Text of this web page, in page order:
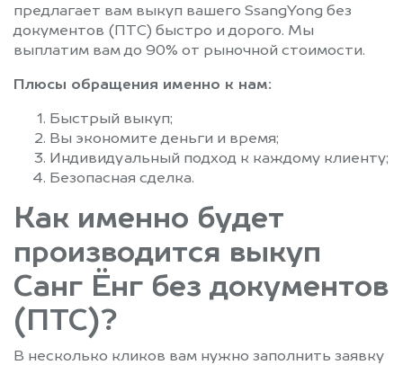
предлагает вам выкуп вашего SsangYong без
документов (ПТС) быстро и дорого. Мы
выплатим вам до 90% от рыночной стоимости.
Плюсы обращения именно к нам:
Быстрый выкуп;
Вы экономите деньги и время;
Индивидуальный подход к каждому клиенту;
Безопасная сделка.
Как именно будет
производится выкуп
Санг Ёнг без документов
(ПТС)?
В несколько кликов вам нужно заполнить заявку